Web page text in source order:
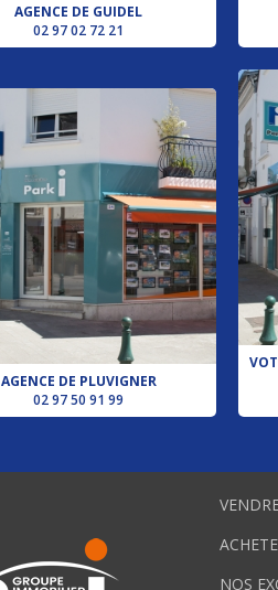
AGENCE DE GUIDEL
02 97 02 72 21
AGENCE DE PLUVIGNER
02 97 50 91 99
NOS